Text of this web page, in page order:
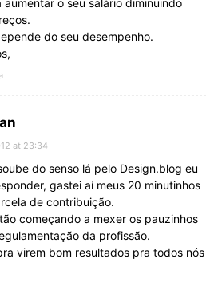
aumentar o seu salário diminuindo
do seu desempenho.
at 23:34
do senso lá pelo Design.blog eu
gastei aí meus 20 minutinhos
de contribuição.
começando a mexer os pauzinhos
da profissão.
virem bom resultados pra todos nós